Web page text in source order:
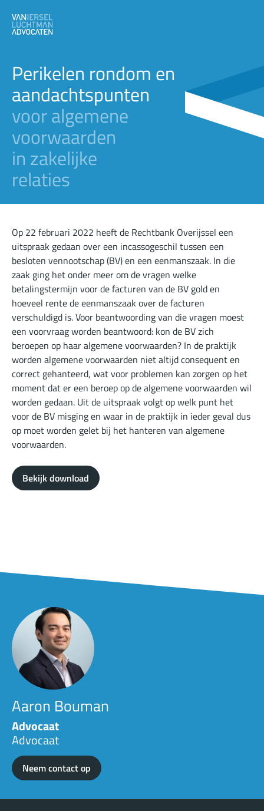
Perikelen rondom en
aandachtspunten
voor algemene
voorwaarden
in zakelijke
relaties
Op 22 februari 2022 heeft de Rechtbank Overijssel een
uitspraak gedaan over een incassogeschil tussen een
besloten vennootschap (BV) en een eenmanszaak. In die
zaak ging het onder meer om de vragen welke
betalingstermijn voor de facturen van de BV gold en
hoeveel rente de eenmanszaak over de facturen
verschuldigd is. Voor beantwoording van die vragen moest
een voorvraag worden beantwoord: kon de BV zich
beroepen op haar algemene voorwaarden? In de praktijk
worden algemene voorwaarden niet altijd consequent en
correct gehanteerd, wat voor problemen kan zorgen op het
moment dat er een beroep op de algemene voorwaarden wil
worden gedaan. Uit de uitspraak volgt op welk punt het
voor de BV misging en waar in de praktijk in ieder geval dus
op moet worden gelet bij het hanteren van algemene
voorwaarden.
Bekijk download
Aaron Bouman
Advocaat
Advocaat
Neem contact op